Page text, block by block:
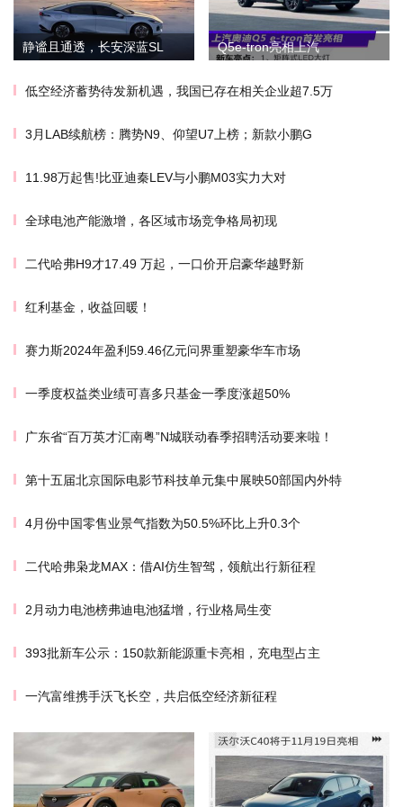
静谧且通透，长安深蓝SL Q5e-tron亮相上汽
低空经济蓄势待发新机遇，我国已存在相关企业超7.5万
3月LAB续航榜：腾势N9、仰望U7上榜；新款小鹏G
11.98万起售!比亚迪秦LEV与小鹏M03实力大对
全球电池产能激增，各区域市场竞争格局初现
二代哈弗H9才17.49 万起，一口价开启豪华越野新
红利基金，收益回暖！
赛力斯2024年盈利59.46亿元问界重塑豪华车市场
一季度权益类业绩可喜多只基金一季度涨超50%
广东省“百万英才汇南粤”N城联动春季招聘活动要来啦！
第十五届北京国际电影节科技单元集中展映50部国内外特
4月份中国零售业景气指数为50.5%环比上升0.3个
二代哈弗枭龙MAX：借AI仿生智驾，领航出行新征程
2月动力电池榜弗迪电池猛增，行业格局生变
393批新车公示：150款新能源重卡亮相，充电型占主
一汽富维携手沃飞长空，共启低空经济新征程